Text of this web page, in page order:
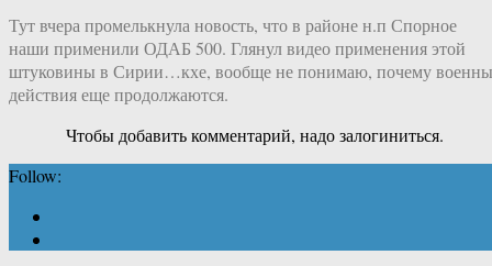
Тут вчера промелькнула новость, что в районе н.п Спорное
наши применили ОДАБ 500. Глянул видео применения этой
штуковины в Сирии…кхе, вообще не понимаю, почему
действия еще продолжаются.
Чтобы добавить комментарий, надо залогиниться.
Follow: